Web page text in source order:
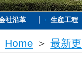
社沿革 生産工程
Home ＞ 最新